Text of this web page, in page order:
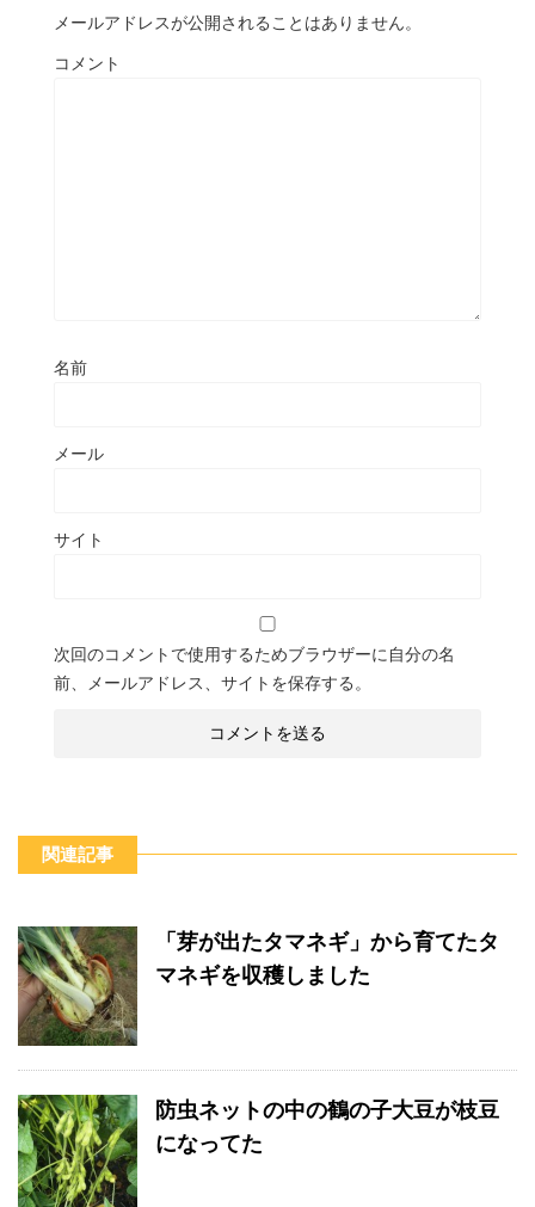
メールアドレスが公開されることはありません。
コメント
名前
メール
サイト
次回のコメントで使用するためブラウザーに自分の名
前、メールアドレス、サイトを保存する。
関連記事
「芽が出たタマネギ」から育てたタ
マネギを収穫しました
防虫ネットの中の鶴の子大豆が枝豆
になってた